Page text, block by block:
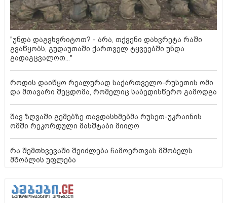
"უნდა დაგვხვრიტოთ? - არა, თქვენი დახვრეტა რაში
გვაწყობს, გუდაუთაში ქართველ ტყვეებში უნდა
გადაგცვალოთ..."
როდის დაიწყო რეალურად საქართველო-რუსეთის ომი
და მთავარი შეცდომა, რომელიც საბედისწერო გამოდგა
შავ ზღვაში გემებზე თავდასხმებმა რუსეთ-უკრაინის
ომში რეკორდული მასშტაბი მიიღო
რა შემთხვევაში შეიძლება ჩამოერთვას მშობელს
მშობლის უფლება